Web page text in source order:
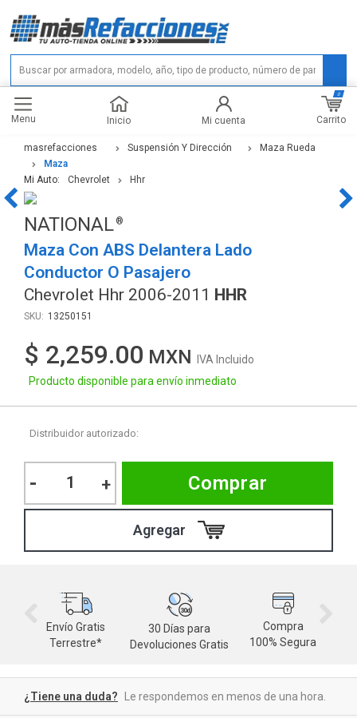
Menu Inicio Mi cuenta Carrito
0
masrefacciones Suspensión Y Dirección
Maza Rueda
Maza
Mi Auto:
Chevrolet Hhr
NATIONAL
Maza Con ABS Delantera Lado
Conductor O Pasajero
Chevrolet Hhr 2006-2011 HHR
13250151
$ 2,259.00
IVA Incluido
Producto disponible para envío inmediato
Distribuidor autorizado:
- + Comprar
Envío Gratis
Terrestre*
30 Días para
Devoluciones Gratis
Compra
100% Segura
¿Tiene una duda? Le respondemos en menos de una hora.